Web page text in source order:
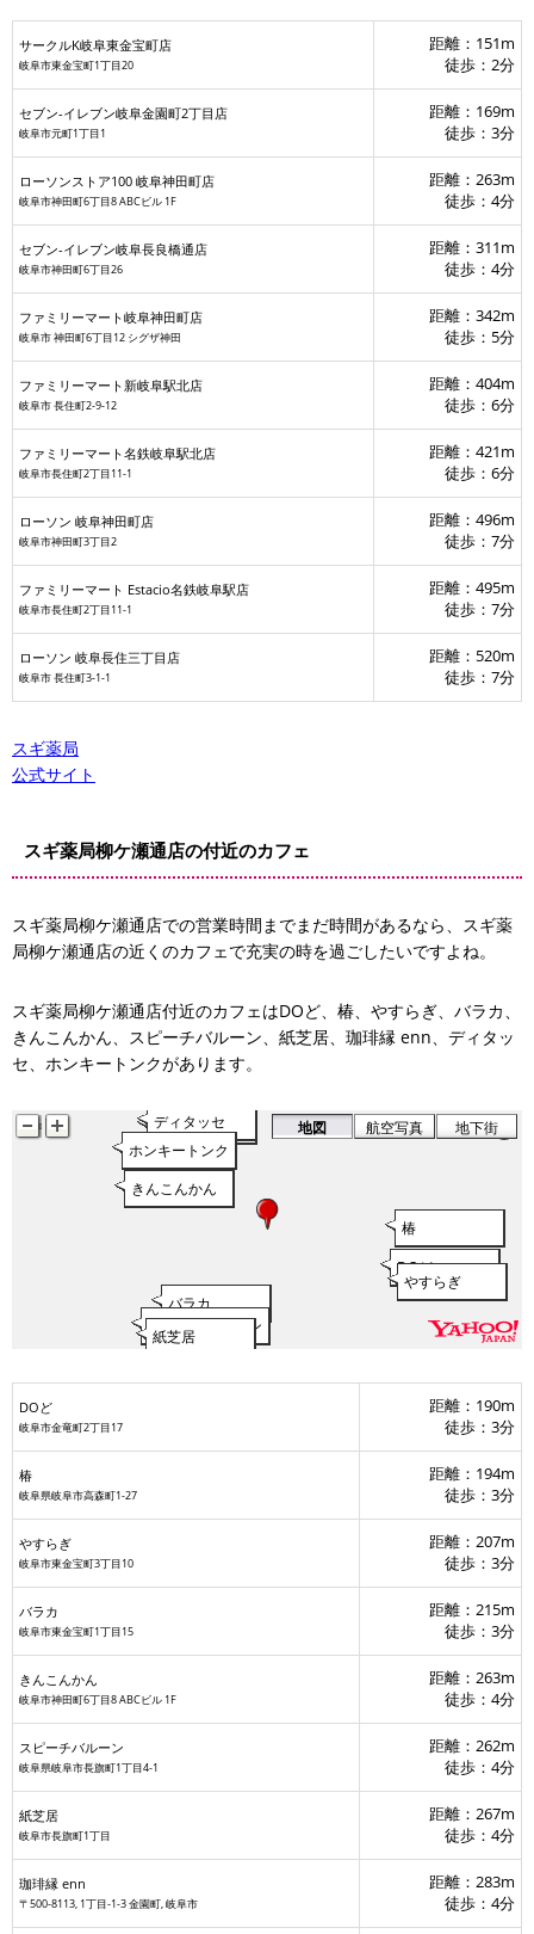
ファミリーマート新岐阜駅北店
ファミリーマート名鉄岐阜駅北店
サークルK岐阜東金宝町店
岐阜市東金宝町1丁目20
距離：151m
徒歩：2分
セブン-イレブン岐阜金園町2丁目店
岐阜市元町1丁目1
距離：169m
徒歩：3分
ローソンストア100 岐阜神田町店
岐阜市神田町6丁目8 ABCビル 1F
距離：263m
徒歩：4分
セブン-イレブン岐阜長良橋通店
岐阜市神田町6丁目26
距離：311m
徒歩：4分
ファミリーマート岐阜神田町店
岐阜市 神田町6丁目12 シグザ神田
距離：342m
徒歩：5分
ファミリーマート新岐阜駅北店
岐阜市 長住町2-9-12
距離：404m
徒歩：6分
ファミリーマート名鉄岐阜駅北店
岐阜市長住町2丁目11-1
距離：421m
徒歩：6分
ローソン 岐阜神田町店
岐阜市神田町3丁目2
距離：496m
徒歩：7分
ファミリーマート Estacio名鉄岐阜駅店
岐阜市長住町2丁目11-1
距離：495m
徒歩：7分
ローソン 岐阜長住三丁目店
岐阜市 長住町3‐1‐1
距離：520m
徒歩：7分
スギ薬局
公式サイト
スギ薬局柳ケ瀬通店の付近のカフェ
スギ薬局柳ケ瀬通店での営業時間までまだ時間があるなら、スギ薬
局柳ケ瀬通店の近くのカフェで充実の時を過ごしたいですよね。
スギ薬局柳ケ瀬通店付近のカフェはDOど、椿、やすらぎ、バラカ、
きんこんかん、スピーチバルーン、紙芝居、珈琲縁 enn、ディタッ
セ、ホンキートンクがあります。
DOど
椿
やすらぎ
バラカ
きんこんかん
スピーチバルーン
紙芝居
珈琲縁 enn
ディタッセ
ホンキートンク
地図 航空写真 地下街
DOど
岐阜市金竜町2丁目17
距離：190m
徒歩：3分
椿
岐阜県岐阜市高森町1-27
距離：194m
徒歩：3分
やすらぎ
岐阜市東金宝町3丁目10
距離：207m
徒歩：3分
バラカ
岐阜市東金宝町1丁目15
距離：215m
徒歩：3分
きんこんかん
岐阜市神田町6丁目8 ABCビル 1F
距離：263m
徒歩：4分
スピーチバルーン
岐阜県岐阜市長旗町1丁目4-1
距離：262m
徒歩：4分
紙芝居
岐阜市長旗町1丁目
距離：267m
徒歩：4分
珈琲縁 enn
〒500-8113, 1丁目-1-3 金園町, 岐阜市
距離：283m
徒歩：4分